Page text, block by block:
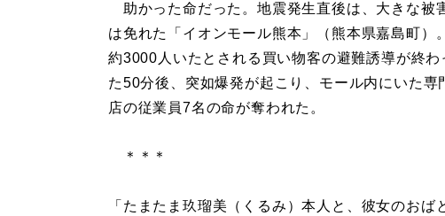
助かった命だった。地震発生直後は、大きな被
は免れた「イオンモール熊本」（熊本県嘉島町）。
約3000人いたとされる買い物客の避難誘導が終わ
た50分後、突如爆発が起こり、モール内にいた専
店の従業員7名の命が奪われた。
＊＊＊
「たまたま玖瑠美（くるみ）本人と、彼女のお